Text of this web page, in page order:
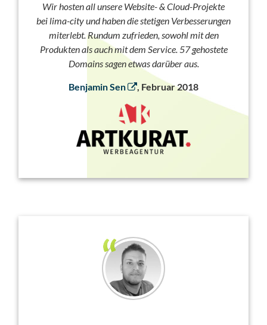
Wir hosten all unsere Website- & Cloud-Projekte
bei lima-city und haben die stetigen Verbesserungen
miterlebt. Rundum zufrieden, sowohl mit den
Produkten als auch mit dem Service. 57 gehostete
Domains sagen etwas darüber aus.
Benjamin Sen , Februar 2018